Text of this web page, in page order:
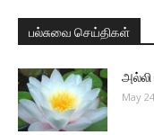
பல்சுவை செய்திகள்
அல்லி
May